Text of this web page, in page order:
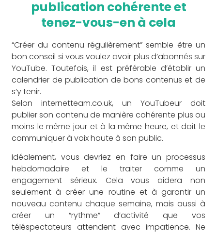
publication cohérente et
tenez-vous-en à cela
“Créer du contenu régulièrement” semble être un
bon conseil si vous voulez avoir plus d’abonnés sur
YouTube. Toutefois, il est préférable d’établir un
calendrier de publication de bons contenus et de
s’y tenir.
Selon internetteam.co.uk, un YouTubeur doit
publier son contenu de manière cohérente plus ou
moins le même jour et à la même heure, et doit le
communiquer à voix haute à son public.
Idéalement, vous devriez en faire un processus
hebdomadaire et le traiter comme un
engagement sérieux. Cela vous aidera non
seulement à créer une routine et à garantir un
nouveau contenu chaque semaine, mais aussi à
créer un “rythme” d’activité que vos
téléspectateurs attendent avec impatience. Ne